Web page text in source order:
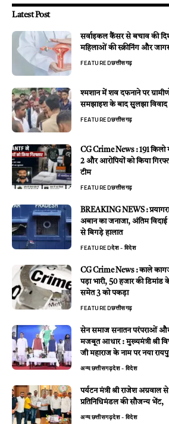
Latest Post
सर्वाइकल कैंसर से बचाव की
महिलाओं की स्क्रीनिंग और
FEATUREDछत्तीसगढ़
श्मशान में शव दफनाने पर
समझाइश के बाद सुलझा विवाद
FEATUREDछत्तीसगढ़
CG Crime News : 191
2 और आरोपियों को किया
टीम
FEATUREDछत्तीसगढ़
BREAKING NEWS :
अबान का जनाजा, अंतिम विदाई
से बिगड़े हालात
FEATUREDदेश - विदेश
CG Crime News : काले
पड़ा भारी, 50 हजार की डिमांड
समेत 3 को पकड़ा
FEATUREDछत्तीसगढ़
सेन समाज सनातन परंपराओं
मजबूत आधार : मुख्यमंत्री श्री
जी महाराज के नाम पर नया
अन्यछत्तीसगढ़देश - विदेश
पर्यटन मंत्री श्री राजेश
प्रतिनिधिमंडल की सौजन्य भेंट,
अन्यछत्तीसगढ़देश - विदेश